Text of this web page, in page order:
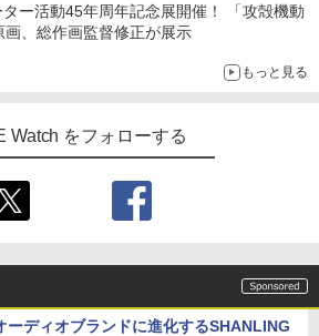
ー活動45年周年記念展開催！ 「攻殻機動
画、総作画監督修正が展示
もっと見る
Watch をフォローする
ーディオブランドに進化するSHANLING